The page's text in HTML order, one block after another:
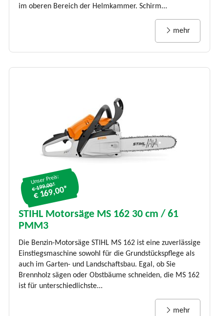
im oberen Bereich der Helmkammer. Schirm...
mehr
Unser Preis:
€ 199.00*
€ 169,00*
STIHL Motorsäge MS 162 30 cm / 61
PMM3
Die Benzin-Motorsäge STIHL MS 162 ist eine zuverlässige
Einstiegsmaschine sowohl für die Grundstückspflege als
auch im Garten- und Landschaftsbau. Egal, ob Sie
Brennholz sägen oder Obstbäume schneiden, die MS 162
ist für unterschiedlichste...
mehr